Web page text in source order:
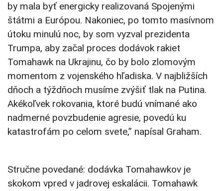
by mala byť energicky realizovaná Spojenými
štátmi a Európou. Nakoniec, po tomto masívnom
útoku minulú noc, by som vyzval prezidenta
Trumpa, aby začal proces dodávok rakiet
Tomahawk na Ukrajinu, čo by bolo zlomovým
momentom z vojenského hľadiska. V najbližších
dňoch a týždňoch musíme zvýšiť tlak na Putina.
Akékoľvek rokovania, ktoré budú vnímané ako
nadmerné povzbudenie agresie, povedú ku
katastrofám po celom svete,” napísal Graham.
Stručne povedané: dodávka Tomahawkov je
skokom vpred v jadrovej eskalácii. Tomahawk